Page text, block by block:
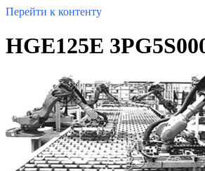
Перейти к контенту
HGE125E